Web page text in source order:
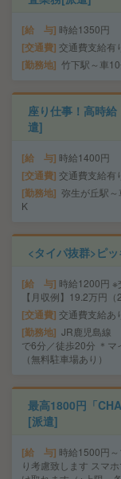
給 与 時給1350円
交通費 交通費支給有
勤務地 竹下駅～車
座り仕事！高時
遣]
給 与 時給1400円
交通費 交通費支給有
勤務地 弥生が丘駅
K
<タイパ抜群>ピ
給 与 時給1200円 ※
【月収例】19.2万円
交通費 交通費支給あ
勤務地 JR鹿児島線
で6分／徒歩20分 ＊
（無料駐車場あり）
最高1800円「
[派遣]
給 与 時給1500円
り考慮致します スマ